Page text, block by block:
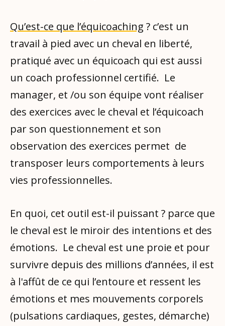
Qu’est-ce que l’équicoaching ? c’est un
travail à pied avec un cheval en liberté,
pratiqué avec un équicoach qui est aussi
un coach professionnel certifié. Le
manager, et /ou son équipe vont réaliser
des exercices avec le cheval et l’équicoach
par son questionnement et son
observation des exercices permet de
transposer leurs comportements à leurs
vies professionnelles.
En quoi, cet outil est-il puissant ? parce que
le cheval est le miroir des intentions et des
émotions. Le cheval est une proie et pour
survivre depuis des millions d’années, il est
à l'affût de ce qui l’entoure et ressent les
émotions et mes mouvements corporels
(pulsations cardiaques, gestes, démarche)